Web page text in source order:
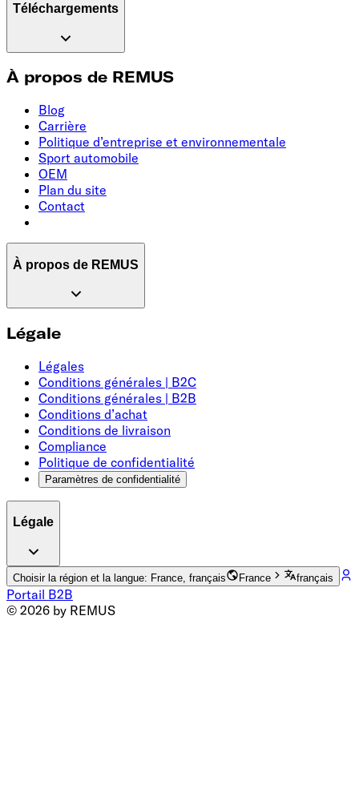
Téléchargements
À propos de REMUS
Blog
Carrière
Politique d’entreprise et environnementale
Sport automobile
OEM
Plan du site
Contact
À propos de REMUS
Légale
Légales
Conditions générales | B2C
Conditions générales | B2B
Conditions d’achat
Conditions de livraison
Compliance
Politique de confidentialité
Paramètres de confidentialité
Légale
Choisir la région et la langue: France, français France français
Portail B2B
© 2026 by REMUS